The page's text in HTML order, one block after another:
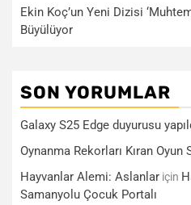
Ekin Koç’un Yeni Dizisi
Büyülüyor
SON YORUMLAR
Galaxy S25 Edge duyurusu
Oynanma Rekorları Kıran Oyun
Hayvanlar Alemi: Aslanlar için
Samanyolu Çocuk Portalı